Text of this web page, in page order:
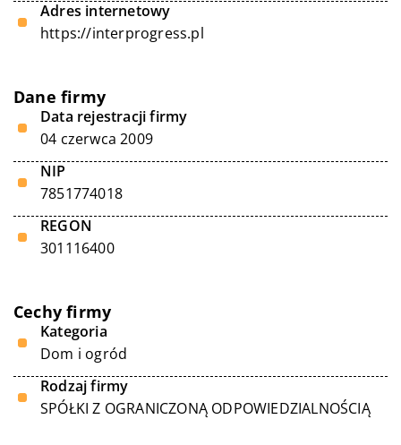
Adres internetowy
https://interprogress.pl
Dane firmy
Data rejestracji firmy
04 czerwca 2009
NIP
7851774018
REGON
301116400
Cechy firmy
Kategoria
Dom i ogród
Rodzaj firmy
SPÓŁKI Z OGRANICZONĄ ODPOWIEDZIALNOŚCIĄ